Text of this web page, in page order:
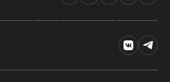
Чтобы найти нужную